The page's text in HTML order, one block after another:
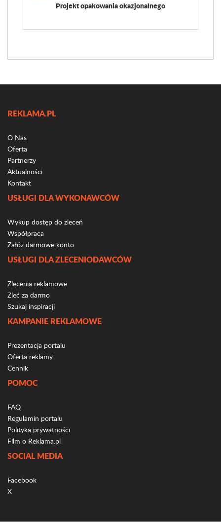
Projekt opakowania okazjonalnego
REKLAMA.PL
O Nas
Oferta
Partnerzy
Aktualności
Kontakt
USŁUGI DLA WYKONAWCÓW
Wykup dostęp do zleceń
Współpraca
Załóż darmowe konto
USŁUGI DLA ZLECENIODAWCÓW
Zlecenia reklamowe
Zleć za darmo
Szukaj inspiracji
KAMPANIE REKLAMOWE
Prezentacja portalu
Oferta reklamy
Cennik
POMOC
FAQ
Regulamin portalu
Polityka prywatności
Film o Reklama.pl
SOCIAL MEDIA
Facebook
X